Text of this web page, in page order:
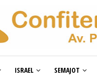
ISRAEL SEMAJOT